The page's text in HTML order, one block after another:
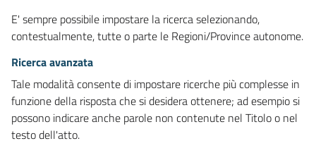
E' sempre possibile impostare la ricerca selezionando,
contestualmente, tutte o parte le Regioni/Province autonome.
Ricerca avanzata
Tale modalità consente di impostare ricerche più complesse in
funzione della risposta che si desidera ottenere; ad esempio si
possono indicare anche parole non contenute nel Titolo o nel
testo dell'atto.